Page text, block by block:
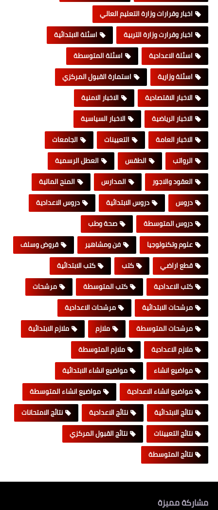
اخبار وقرارات وزارة التعليم العالي
اخبار وقرارت وزارة التربية
اسئلة الابتدائية
اسئلة الاعدادية
اسئلة المتوسطة
اسئلة وزارية
استمارة القبول المركزي
الاخبار الاقتصادية
الاخبار الامنية
الاخبار الرياضية
الاخبار السياسية
الاخبار العامة
التعيينات
الجامعات
الرواتب
الطقس
العطل الرسمية
العقود والاجور
المدارس
المنح المالية
دروس
دروس الابتدائية
دروس الاعدادية
دروس المتوسطة
صحة وطب
علوم وتكنولوجيا
فن ومشاهير
قروض وسلف
قطع اراضي
كتب
كتب الابتدائية
كتب الاعدادية
كتب المتوسطة
مرشحات
مرشحات الابتدائية
مرشحات الاعدادية
مرشحات المتوسطة
ملازم
ملازم الابتدائية
ملازم الاعدادية
ملازم المتوسطة
مواضيع انشاء
مواضيع انشاء الابتدائية
مواضيع انشاء الاعدادية
مواضيع انشاء المتوسطة
نتائج الابتدائية
نتائج الاعدادية
نتائج الامتحانات
نتائج التعيينات
نتائج القبول المركزي
نتائج المتوسطة
مشاركة مميزة